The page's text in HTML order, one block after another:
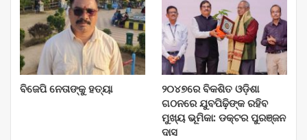
ବିଜେପି ନେତାଙ୍କୁ ହତ୍ୟା
୨୦୪୭ରେ ବିକଶିତ ଓଡ଼ିଶା
ଗଠନରେ ଯୁବପିଢ଼ିଙ୍କ ରହିବ
ମୁଖ୍ୟ ଭୂମିକା: ଡକ୍ଟର ପୁରଞ୍ଜନ
ଦାସ